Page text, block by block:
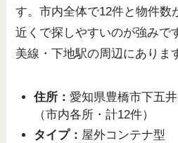
す。市内全体で12件と物件数
近くで探しやすいのが強みで
美線・下地駅の周辺にありま
住所： 愛知県豊橋市下五
（市内各所・計12件）
タイプ： 屋外コンテナ型